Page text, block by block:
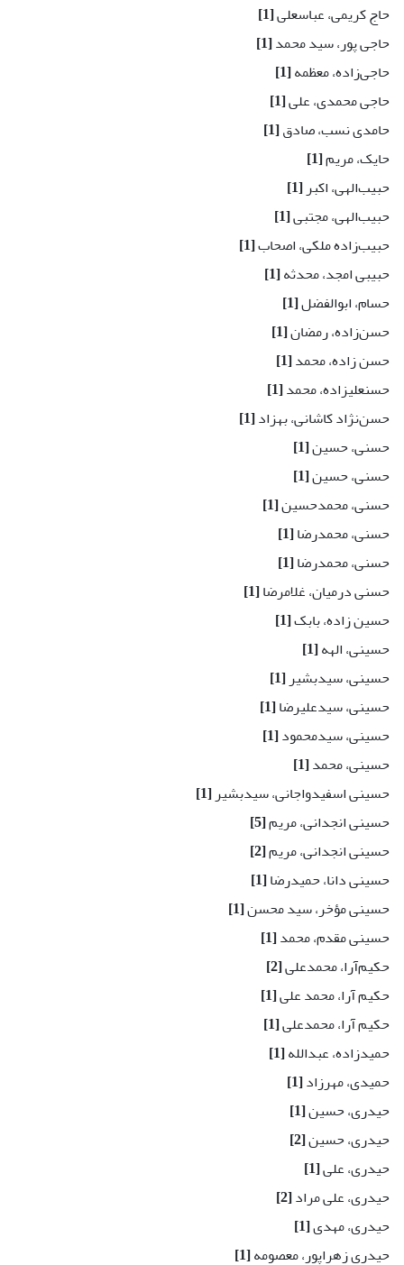
حاج کریمی، عباسعلی[1]
حاجی پور، سید محمد[1]
حاجی‌زاده، معظمه[1]
حاجی محمدی، علی[1]
حامدی نسب، صادق[1]
حایک، مریم[1]
حبیب‌الهی، اکبر[1]
حبیب‌الهی، مجتبی[1]
حبیب‌زاده ملکی، اصحاب[1]
حبیبی امجد، محدثه[1]
حسام، ابوالفضل[1]
حسن‌زاده، رمضان[1]
حسن زاده، محمد[1]
حسنعلیزاده، محمد[1]
حسن‌نژاد کاشانی، بهزاد[1]
حسنی، حسین[1]
حسنی، حسین[1]
حسنی، محمدحسین[1]
حسنی، محمدرضا[1]
حسنی، محمدرضا[1]
حسنی درمیان، غلامرضا[1]
حسین زاده، بابک[1]
حسینی، الهه[1]
حسینی، سیدبشیر[1]
حسینی، سیدعلیرضا[1]
حسینی، سیدمحمود[1]
حسینی، محمد[1]
حسینی اسفیدواجانی، سیدبشیر[1]
حسینی انجدانی، مریم[5]
حسینی انجدانی، مریم[2]
حسینی دانا، حمیدرضا[1]
حسینی مؤخر، سید محسن[1]
حسینی مقدم، محمد[1]
حکیم‌آرا، محمدعلی[2]
حکیم آرا، محمد علی[1]
حکیم آرا، محمدعلی[1]
حمیدزاده، عبدالله[1]
حمیدی، مهرزاد[1]
حیدری، حسین[1]
حیدری، حسین[2]
حیدری، علی[1]
حیدری، علی مراد[2]
حیدری، مهدی[1]
حیدری زهراپور، معصومه[1]